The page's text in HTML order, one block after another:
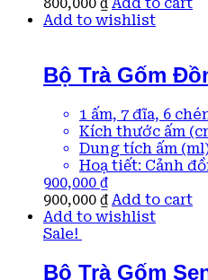
Add to wishlist
Bộ Trà Gốm
1 ấm, 7 đĩa, 6
Kích thước ấm
Dung tích ấm
Hoạ tiết: Cảnh
900,000 ₫
900,000 ₫ Add to cart
Add to wishlist
Sale!
Bộ Trà Gốm